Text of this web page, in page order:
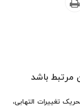
مرتبط باشد
تغییرات التهابی،